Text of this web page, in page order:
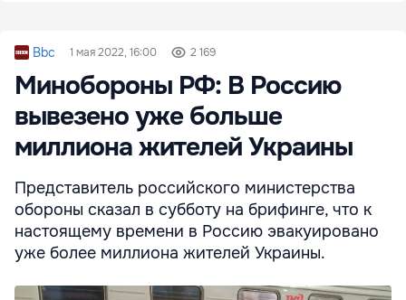
Bbc 1 мая 2022, 16:00 2 169
Минобороны РФ: В Россию
вывезено уже больше
миллиона жителей Украины
Представитель российского министерства
обороны сказал в субботу на брифинге, что к
настоящему времени в Россию эвакуировано
уже более миллиона жителей Украины.